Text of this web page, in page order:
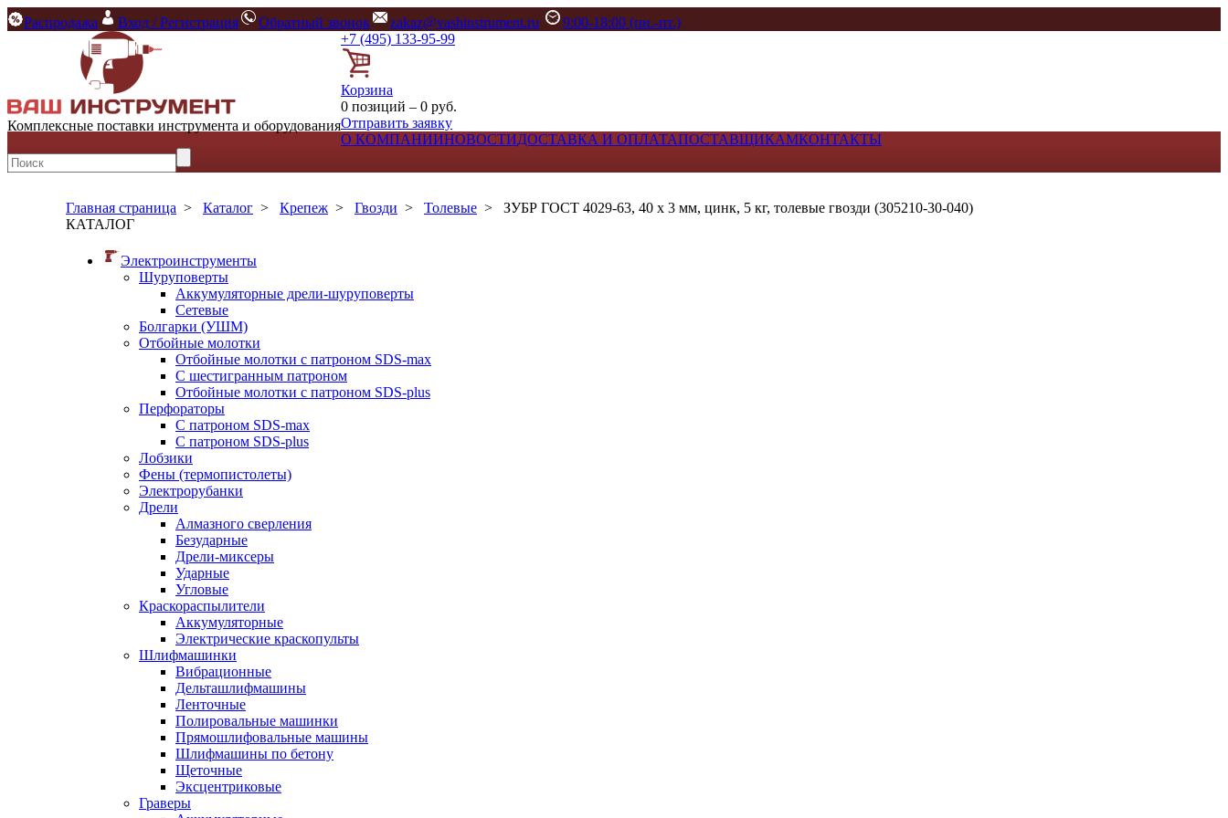
Распродажа Вход / Регистрация Обратный звонок zakaz@vashinstrument.ru 9:00-18:00 (пн.-пт.)
Комплексные поставки инструмента и оборудования
+7 (495) 133-95-99
Корзина
0 позиций – 0 руб.
Отправить заявку
О КОМПАНИИНОВОСТИДОСТАВКА И ОПЛАТАПОСТАВЩИКАМКОНТАКТЫ
Главная страница > Каталог > Крепеж > Гвозди > Толевые > ЗУБР ГОСТ 4029-63, 40 x 3 мм, цинк, 5 кг, толевые гвозди (305210-30-040)
КАТАЛОГ
Электроинструменты
Шуруповерты
Аккумуляторные дрели-шуруповерты
Сетевые
Болгарки (УШМ)
Отбойные молотки
Отбойные молотки с патроном SDS-max
С шестигранным патроном
Отбойные молотки с патроном SDS-plus
Перфораторы
С патроном SDS-max
С патроном SDS-plus
Лобзики
Фены (термопистолеты)
Электрорубанки
Дрели
Алмазного сверления
Безударные
Дрели-миксеры
Ударные
Угловые
Краскораспылители
Аккумуляторные
Электрические краскопульты
Шлифмашинки
Вибрационные
Дельташлифмашины
Ленточные
Полировальные машинки
Прямошлифовальные машины
Шлифмашины по бетону
Щеточные
Эксцентриковые
Граверы